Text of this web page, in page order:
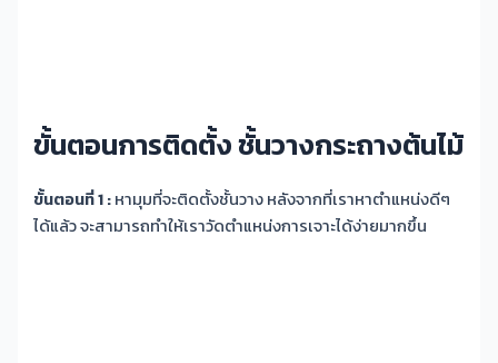
ขั้นตอนการติดตั้ง ชั้นวางกระถางต้นไม้
ขั้นตอนที่ 1 :หามุมที่จะติดตั้งชั้นวาง หลังจากที่เราหาตำแหน่งดีๆ
ได้แล้ว จะสามารถทำให้เราวัดตำแหน่งการเจาะได้ง่ายมากขึ้น